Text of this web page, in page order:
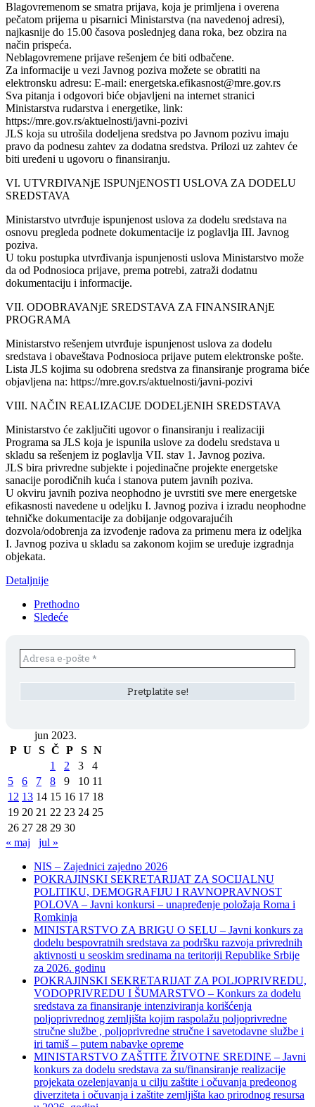
Blagovremenom se smatra prijava, koja je primljena i overena
pečatom prijema u pisarnici Ministarstva (na navedenoj adresi),
najkasnije do 15.00 časova poslednjeg dana roka, bez obzira na
način prispeća.
Neblagovremene prijave rešenjem će biti odbačene.
Za informacije u vezi Javnog poziva možete se obratiti na
elektronsku adresu: E-mail: energetska.efikasnost@mre.gov.rs
Sva pitanja i odgovori biće objavljeni na internet stranici
Ministarstva rudarstva i energetike, link:
https://mre.gov.rs/aktuelnosti/javni-pozivi
JLS koja su utrošila dodeljena sredstva po Javnom pozivu imaju
pravo da podnesu zahtev za dodatna sredstva. Prilozi uz zahtev će
biti uređeni u ugovoru o finansiranju.
VI. UTVRĐIVANjE ISPUNjENOSTI USLOVA ZA DODELU
SREDSTAVA
Ministarstvo utvrđuje ispunjenost uslova za dodelu sredstava na
osnovu pregleda podnete dokumentacije iz poglavlja III. Javnog
poziva.
U toku postupka utvrđivanja ispunjenosti uslova Ministarstvo može
da od Podnosioca prijave, prema potrebi, zatraži dodatnu
dokumentaciju i informacije.
VII. ODOBRAVANjE SREDSTAVA ZA FINANSIRANjE
PROGRAMA
Ministarstvo rešenjem utvrđuje ispunjenost uslova za dodelu
sredstava i obaveštava Podnosioca prijave putem elektronske pošte.
Lista JLS kojima su odobrena sredstva za finansiranje programa biće
objavljena na: https://mre.gov.rs/aktuelnosti/javni-pozivi
VIII. NAČIN REALIZACIJE DODELjENIH SREDSTAVA
Ministarstvo će zaključiti ugovor o finansiranju i realizaciji
Programa sa JLS koja je ispunila uslove za dodelu sredstava u
skladu sa rešenjem iz poglavlja VII. stav 1. Javnog poziva.
JLS bira privredne subjekte i pojedinačne projekte energetske
sanacije porodičnih kuća i stanova putem javnih poziva.
U okviru javnih poziva neophodno je uvrstiti sve mere energetske
efikasnosti navedene u odeljku I. Javnog poziva i izradu neophodne
tehničke dokumentacije za dobijanje odgovarajućih
dozvola/odobrenja za izvođenje radova za primenu mera iz odeljka
I. Javnog poziva u skladu sa zakonom kojim se uređuje izgradnja
objekata.
Detaljnije
Prethodno
Sledeće
jun 2023.
P U S Č P S N
1
2 3
4
5
6 7 8 9 10 11
12 13 14 15 16 17 18
19 20 21 22 23 24 25
26 27 28 29 30
« maj
jul »
NIS – Zajednici zajedno 2026
POKRAJINSKI SEKRETARIJAT ZA SOCIJALNU
POLITIKU, DEMOGRAFIJU I RAVNOPRAVNOST
POLOVA – Javni konkursi – unapređenje položaja Roma i
Romkinja
MINISTARSTVO ZA BRIGU O SELU – Javni konkurs za
dodelu bespovratnih sredstava za podršku razvoja privrednih
aktivnosti u seoskim sredinama na teritoriji Republike Srbije
za 2026. godinu
POKRAJINSKI SEKRETARIJAT ZA POLJOPRIVREDU,
VODOPRIVREDU I ŠUMARSTVO – Konkurs za dodelu
sredstava za finansiranje intenziviranja korišćenja
poljoprivrednog zemljišta kojim raspolažu poljoprivredne
stručne službe , poljoprivredne stručne i savetodavne službe i
iri tamiš ‒ putem nabavke opreme
MINISTARSTVO ZAŠTITE ŽIVOTNE SREDINE – Javni
konkurs za dodelu sredstava za su/finansiranje realizacije
projekata ozelenjavanja u cilju zaštite i očuvanja predeonog
diverziteta i očuvanja i zaštite zemljišta kao prirodnog resursa